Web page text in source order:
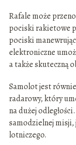
Rafale może
pociski rakietowe
pociski
elektroniczne
a także skuteczną
Samolot jest
radarowy, który
na dużej
samodzielnej misji,
lotniczego.